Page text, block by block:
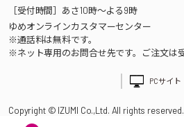
［受付時間］あさ10時～よる9時
ゆめオンラインカスタマーセンター
※通話料は無料です。
※ネット専用のお問合せ先です。ご注文は
PCサイト
Copyright © IZUMI Co.,Ltd. All rights reserved.